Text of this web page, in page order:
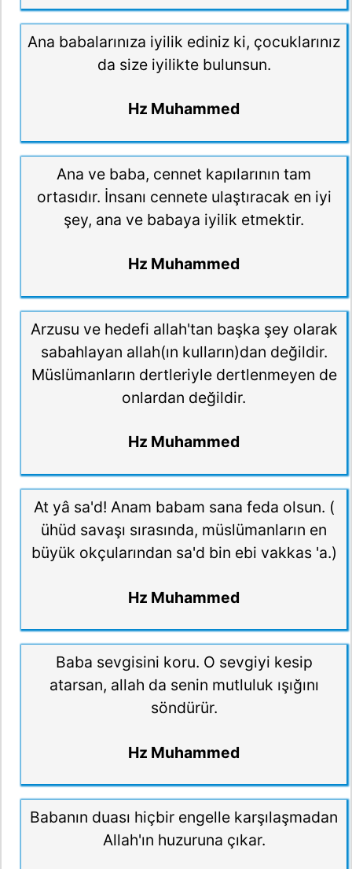
Ana babalarınıza iyilik ediniz ki, çocuklarınız
da size iyilikte bulunsun.
Hz Muhammed
Ana ve baba, cennet kapılarının tam
ortasıdır. İnsanı cennete ulaştıracak en iyi
şey, ana ve babaya iyilik etmektir.
Hz Muhammed
Arzusu ve hedefi allah'tan başka şey olarak
sabahlayan allah(ın kulların)dan değildir.
Müslümanların dertleriyle dertlenmeyen de
onlardan değildir.
Hz Muhammed
At yâ sa'd! Anam babam sana feda olsun. (
ühüd savaşı sırasında, müslümanların en
büyük okçularından sa'd bin ebi vakkas 'a.)
Hz Muhammed
Baba sevgisini koru. O sevgiyi kesip
atarsan, allah da senin mutluluk ışığını
söndürür.
Hz Muhammed
Babanın duası hiçbir engelle karşılaşmadan
Allah'ın huzuruna çıkar.